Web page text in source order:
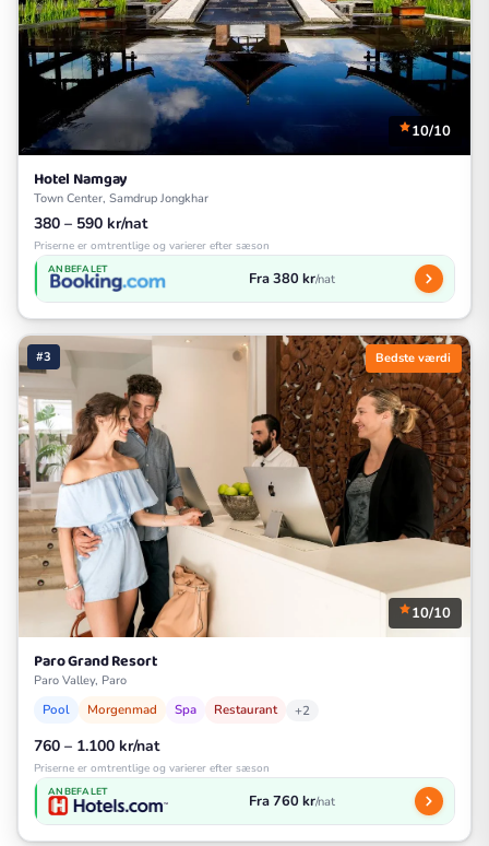
10/10
Hotel Namgay
Town Center, Samdrup Jongkhar
380 – 590 kr/nat
Priserne er omtrentlige og varierer efter sæson
ANBEFALET Fra 380 kr/nat
#3 Bedste værdi
10/10
Paro Grand Resort
Paro Valley, Paro
Pool Morgenmad Spa Restaurant +2
760 – 1.100 kr/nat
Priserne er omtrentlige og varierer efter sæson
ANBEFALET Fra 760 kr/nat